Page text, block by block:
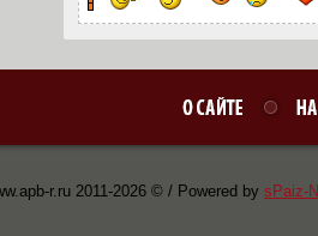
r.ru 2011-2026 © / Powered by sPaiz-